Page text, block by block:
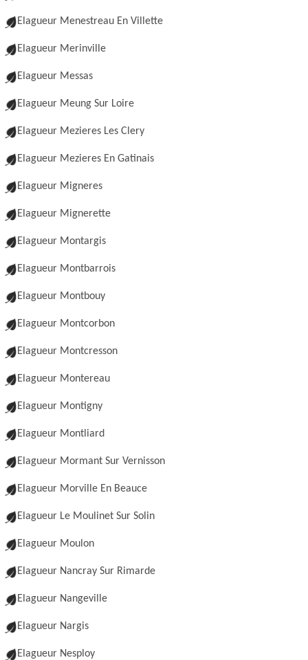
Elagueur Menestreau En Villette
Elagueur Merinville
Elagueur Messas
Elagueur Meung Sur Loire
Elagueur Mezieres Les Clery
Elagueur Mezieres En Gatinais
Elagueur Migneres
Elagueur Mignerette
Elagueur Montargis
Elagueur Montbarrois
Elagueur Montbouy
Elagueur Montcorbon
Elagueur Montcresson
Elagueur Montereau
Elagueur Montigny
Elagueur Montliard
Elagueur Mormant Sur Vernisson
Elagueur Morville En Beauce
Elagueur Le Moulinet Sur Solin
Elagueur Moulon
Elagueur Nancray Sur Rimarde
Elagueur Nangeville
Elagueur Nargis
Elagueur Nesploy